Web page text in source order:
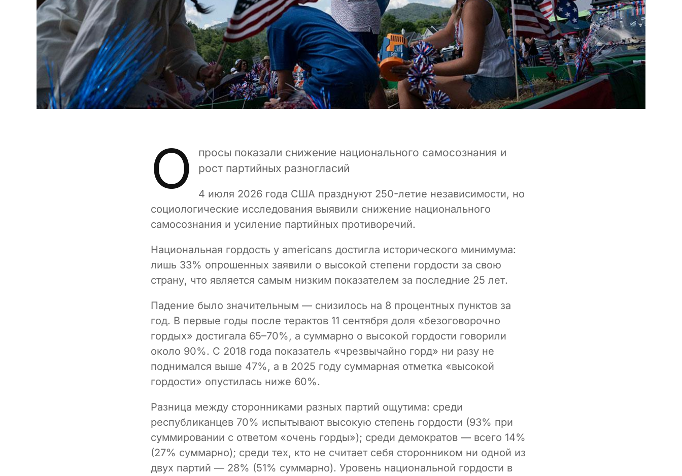
О
просы показали снижение национального самосознания и
рост партийных разногласий
4 июля 2026 года США празднуют 250-летие независимости, но
социологические исследования выявили снижение национального
самосознания и усиление партийных противоречий.
Национальная гордость у americans достигла исторического минимума:
лишь 33% опрошенных заявили о высокой степени гордости за свою
страну, что является самым низким показателем за последние 25 лет.
Падение было значительным — снизилось на 8 процентных пунктов за
год. В первые годы после терактов 11 сентября доля «безоговорочно
гордых» достигала 65–70%, а суммарно о высокой гордости говорили
около 90%. С 2018 года показатель «чрезвычайно горд» ни разу не
поднимался выше 47%, а в 2025 году суммарная отметка «высокой
гордости» опустилась ниже 60%.
Разница между сторонниками разных партий ощутима: среди
республиканцев 70% испытывают высокую степень гордости (93% при
суммировании с ответом «очень горды»); среди демократов — всего 14%
(27% суммарно); среди тех, кто не считает себя сторонником ни одной из
двух партий — 28% (51% суммарно). Уровень национальной гордости в